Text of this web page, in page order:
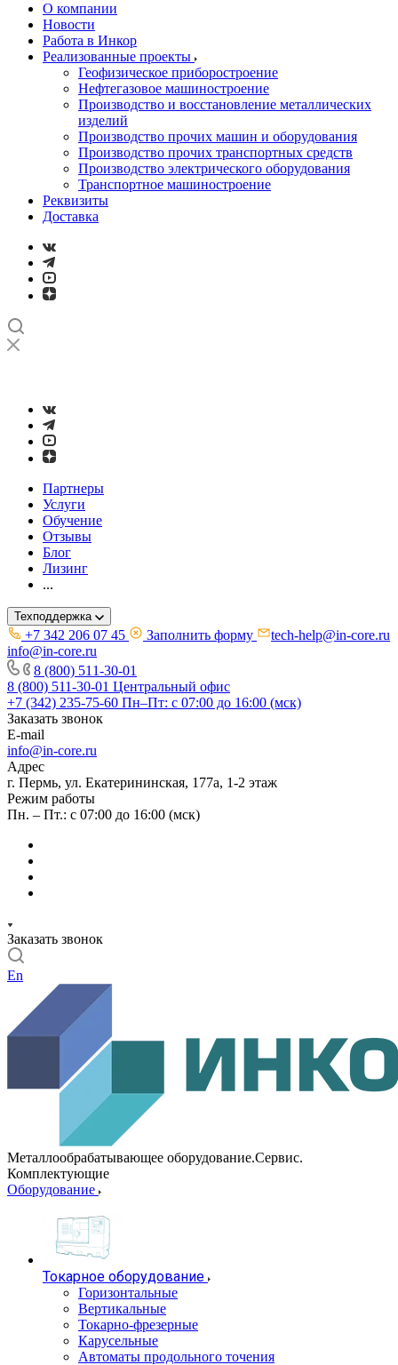
О компании
Новости
Работа в Инкор
Реализованные проекты
Геофизическое приборостроение
Нефтегазовое машиностроение
Производство и восстановление металлических
изделий
Производство прочих машин и оборудования
Производство прочих транспортных средств
Производство электрического оборудования
Транспортное машиностроение
Реквизиты
Доставка
Партнеры
Услуги
Обучение
Отзывы
Блог
Лизинг
...
Техподдержка
+7 342 206 07 45 Заполнить форму
tech-help@in-core.ru
info@in-core.ru
8 (800) 511-30-01
8 (800) 511-30-01 Центральный офис
+7 (342) 235-75-60 Пн–Пт: с 07:00 до 16:00 (мск)
Заказать звонок
E-mail
info@in-core.ru
Адрес
г. Пермь, ул. ​Екатерининская, 177а, ​1-2 этаж
Режим работы
Пн. – Пт.: с 07:00 до 16:00 (мск)
Заказать звонок
En
Металлообрабатывающее оборудование.Сервис.
Комплектующие
Оборудование
Токарное оборудование
Горизонтальные
Вертикальные
Токарно-фрезерные
Карусельные
Автоматы продольного точения